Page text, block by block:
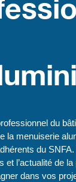
du
la menuiserie
du
et l’actualité de
dans vos